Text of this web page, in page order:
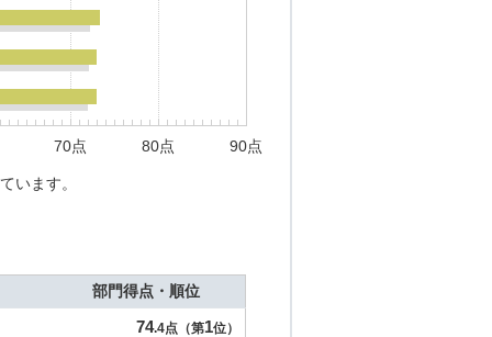
70点 80点 90点
います。
部門得点・順位
74.4点（第1位）